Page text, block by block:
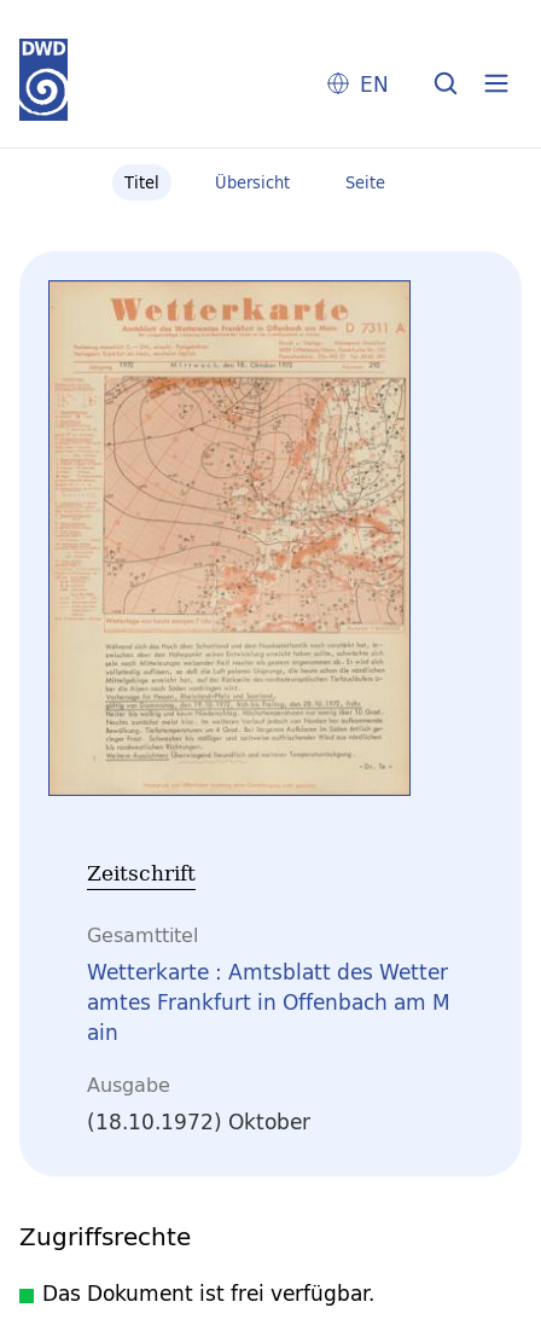
EN
Titel Übersicht Seite
Zeitschrift
Gesamttitel
Wetterkarte : Amtsblatt des Wetter
amtes Frankfurt in Offenbach am M
ain
Ausgabe
(18.10.1972) Oktober
Zugriffsrechte
Das Dokument ist frei verfügbar.